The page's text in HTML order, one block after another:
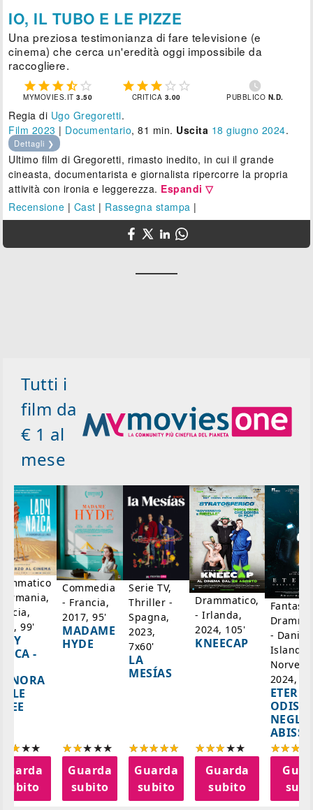
IO, IL TUBO E LE PIZZE
Una preziosa testimonianza di fare televisione (e
cinema) che cerca un'eredità oggi impossibile da
raccogliere.
    
MYMOVIES.IT3.50
    
CRITICA 3.00

PUBBLICO N.D.
Regia di Ugo Gregoretti.
Film 2023 | Documentario, 81 min. Uscita 18 giugno 2024.
Dettagli ❯
Ultimo film di Gregoretti, rimasto inedito, in cui il grande
cineasta, documentarista e giornalista ripercorre la propria
attività con ironia e leggerezza. Espandi ▽
Recensione | Cast | Rassegna stampa |
Tutti i
film da
€ 1 al
mese
99'
-
subito
Commedia
- Francia,
2017, 95'
MADAME
HYDE
Guarda
subito
Serie TV,
Thriller -
Spagna,
2023,
7x60'
LA
MESÍAS
Guarda
subito
Drammatico,
- Irlanda,
2024, 105'
KNEECAP
Guarda
subito
-
Islanda,
2024,
NEGLI
ABISSI